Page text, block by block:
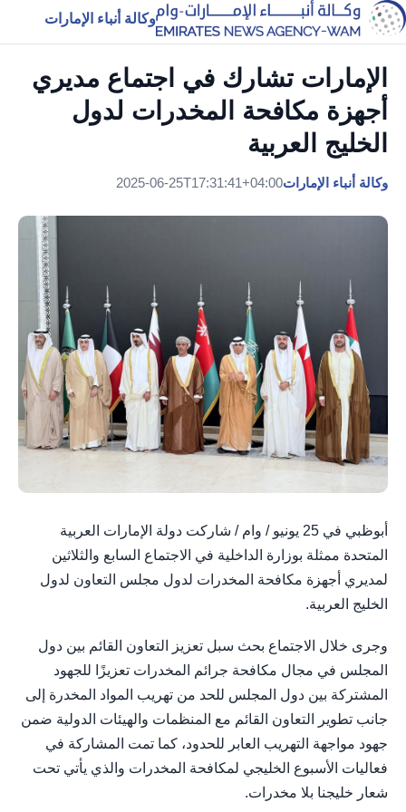
وكالة أنباء الإمارات
الإمارات تشارك في اجتماع مديري
أجهزة مكافحة المخدرات لدول
الخليج العربية
وكالة أنباء الإمارات2025-06-25T17:31:41+04:00
أبوظبي في 25 يونيو / وام / شاركت دولة الإمارات العربية
المتحدة ممثلة بوزارة الداخلية في الاجتماع السابع والثلاثين
لمديري أجهزة مكافحة المخدرات لدول مجلس التعاون لدول
الخليج العربية.
وجرى خلال الاجتماع بحث سبل تعزيز التعاون القائم بين دول
المجلس في مجال مكافحة جرائم المخدرات تعزيزًا للجهود
المشتركة بين دول المجلس للحد من تهريب المواد المخدرة إلى
جانب تطوير التعاون القائم مع المنظمات والهيئات الدولية ضمن
جهود مواجهة التهريب العابر للحدود، كما تمت المشاركة في
فعاليات الأسبوع الخليجي لمكافحة المخدرات والذي يأتي تحت
شعار خليجنا بلا مخدرات.